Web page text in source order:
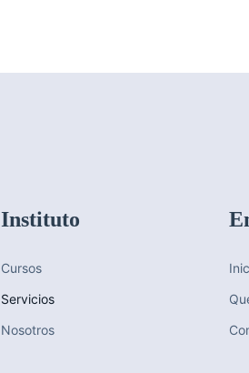
Instituto
Cursos
Servicios
Nosotros